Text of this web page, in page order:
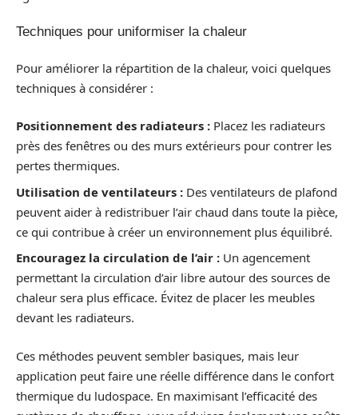
Techniques pour uniformiser la chaleur
Pour améliorer la répartition de la chaleur, voici quelques
techniques à considérer :
Positionnement des radiateurs : Placez les radiateurs
près des fenêtres ou des murs extérieurs pour contrer les
pertes thermiques.
Utilisation de ventilateurs : Des ventilateurs de plafond
peuvent aider à redistribuer l’air chaud dans toute la pièce,
ce qui contribue à créer un environnement plus équilibré.
Encouragez la circulation de l’air : Un agencement
permettant la circulation d’air libre autour des sources de
chaleur sera plus efficace. Évitez de placer les meubles
devant les radiateurs.
Ces méthodes peuvent sembler basiques, mais leur
application peut faire une réelle différence dans le confort
thermique du ludospace. En maximisant l’efficacité des